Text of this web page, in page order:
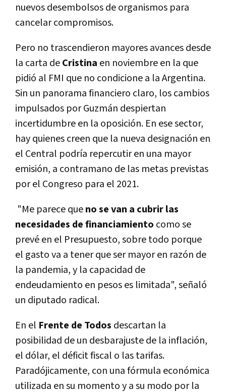
nuevos desembolsos de organismos para
cancelar compromisos.
Pero no trascendieron mayores avances desde
la carta deCristina en noviembre en la que
pidió al FMI que no condicione a la Argentina.
Sin un panorama financiero claro, los cambios
impulsados por Guzmán despiertan
incertidumbre en la oposición. En ese sector,
hay quienes creen que la nueva designación en
el Central podría repercutir en una mayor
emisión, a contramano de las metas previstas
por el Congreso para el 2021.
"Me parece queno se van a cubrir las
necesidades de financiamiento como se
prevé en el Presupuesto, sobre todo porque
el gasto va a tener que ser mayor en razón de
la pandemia, y la capacidad de
endeudamiento en pesos es limitada", señaló
un diputado radical.
En el Frente de Todos descartan la
posibilidad de un desbarajuste de la inflación,
el dólar, el déficit fiscal o las tarifas.
Paradójicamente, con una fórmula económica
utilizada en su momento y a su modo por la